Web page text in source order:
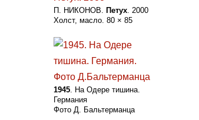
П. НИКОНОВ. Петух. 2000
Холст, масло. 80 × 85
1945. На Одере тишина.
Германия
Фото Д. Бальтерманца